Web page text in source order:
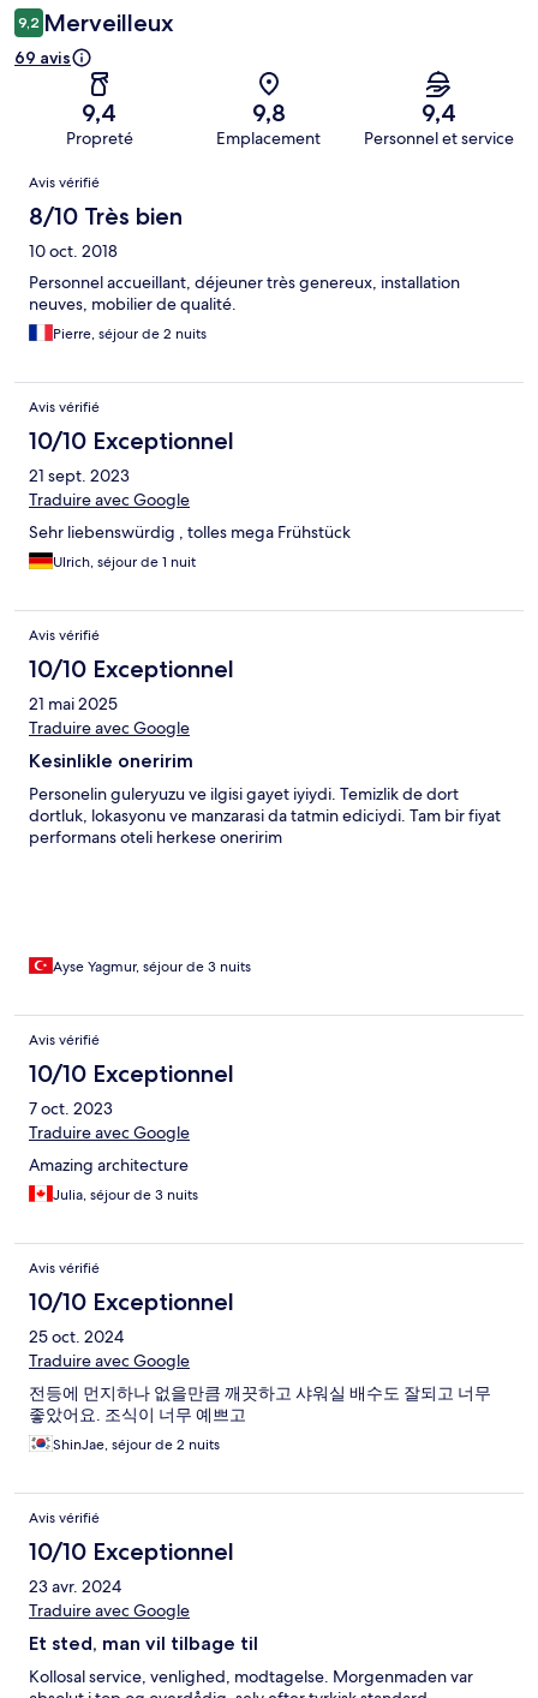
9,2 Merveilleux
69 avis
9,4
Propreté
9,8
Emplacement
9,4
Personnel et service
Avis
Avis vérifié
8/10 Très bien
10 oct. 2018
Personnel accueillant, déjeuner très genereux, installation
neuves, mobilier de qualité.
Pierre, séjour de 2 nuits
Avis vérifié
10/10 Exceptionnel
21 sept. 2023
Traduire avec Google
Sehr liebenswürdig , tolles mega Frühstück
Ulrich, séjour de 1 nuit
Avis vérifié
10/10 Exceptionnel
21 mai 2025
Traduire avec Google
Kesinlikle oneririm
Personelin guleryuzu ve ilgisi gayet iyiydi. Temizlik de dort
dortluk, lokasyonu ve manzarasi da tatmin ediciydi. Tam bir fiyat
performans oteli herkese oneririm
Ayse Yagmur, séjour de 3 nuits
Avis vérifié
10/10 Exceptionnel
7 oct. 2023
Traduire avec Google
Amazing architecture
Julia, séjour de 3 nuits
Avis vérifié
10/10 Exceptionnel
25 oct. 2024
Traduire avec Google
전등에 먼지하나 없을만큼 깨끗하고 샤워실 배수도 잘되고 너무
좋았어요. 조식이 너무 예쁘고
ShinJae, séjour de 2 nuits
Avis vérifié
10/10 Exceptionnel
23 avr. 2024
Traduire avec Google
Et sted, man vil tilbage til
Kollosal service, venlighed, modtagelse. Morgenmaden var